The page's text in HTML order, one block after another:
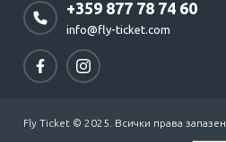
+359 877 78 74 60
info@fly-ticket.com
Fly Ticket © 2025. Всички права